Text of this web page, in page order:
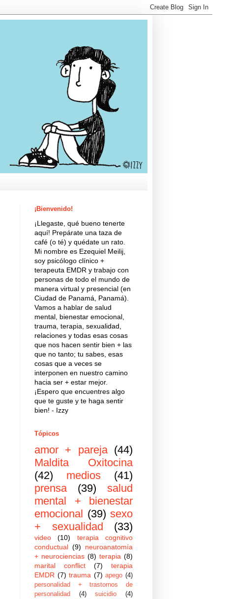
¡Bienvenido!
¡Llegaste, qué bueno tenerte
aquí! Prepárate una taza de
café (o té) y quédate un rato.
Mi nombre es Ezequiel Meilij,
soy psicólogo clínico +
terapeuta EMDR y trabajo con
personas de todo el mundo de
manera virtual y presencial (en
Ciudad de Panamá, Panamá).
Vamos a hablar de salud
mental, bienestar emocional,
trauma, terapia, sexualidad,
relaciones y todas esas cosas
que nos hacen sentir bien + las
que no tanto; tu sabes, esas
cosas que a veces se
interponen en nuestro camino
hacia ser + estar mejor.
¡Espero que encuentres algo
que te guste y te haga sentir
bien! - Izzy
Tópicos
amor + pareja (44)
Maldita Oxitocina
(42)
medios
(41)
prensa
(39)
salud
mental + bienestar
emocional (39) sexo
+ sexualidad
(33)
video (10)
terapia cognitivo
conductual (9)
neuroanatomía
+ neurociencias (8) terapia (8)
marital conflict
(7)
terapia
EMDR (7) trauma (7) apego (4)
personalidad + trastornos de
personalidad
(4) suicidio
(4)